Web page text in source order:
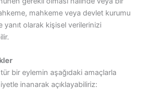
mahkeme veya devlet kurumu
yanıt olarak kişisel verilerinizi
bir eylemin aşağıdaki amaçlarla
inanarak açıklayabiliriz: